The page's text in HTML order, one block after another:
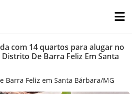
com 14 quartos para alugar no
De Barra Feliz Em Santa
Barra Feliz em Santa Bárbara/MG